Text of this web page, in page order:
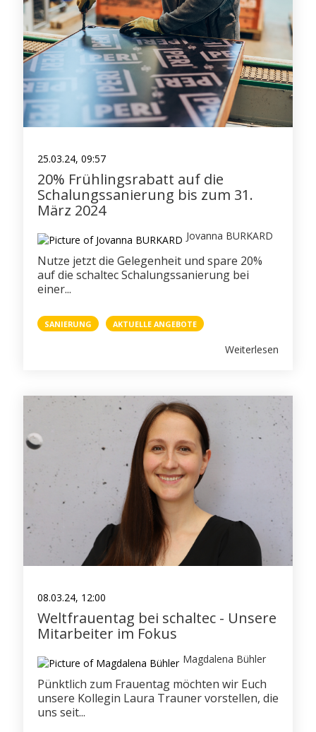
25.03.24, 09:57
20% Frühlingsrabatt auf die
Schalungssanierung bis zum 31.
März 2024
Jovanna BURKARD
Nutze jetzt die Gelegenheit und spare 20%
auf die schaltec Schalungssanierung bei
einer...
SANIERUNG AKTUELLE ANGEBOTE
Weiterlesen
08.03.24, 12:00
Weltfrauentag bei schaltec - Unsere
Mitarbeiter im Fokus
Magdalena Bühler
Pünktlich zum Frauentag möchten wir Euch
unsere Kollegin Laura Trauner vorstellen, die
uns seit...